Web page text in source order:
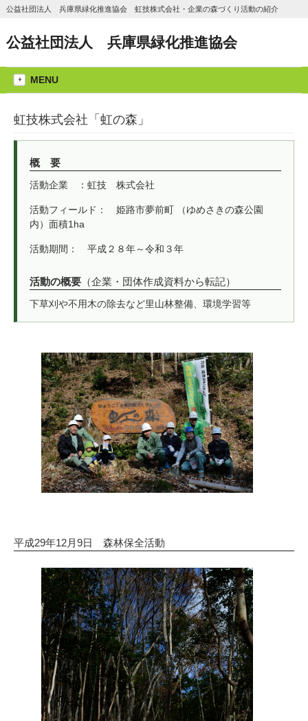
公益社団法人 兵庫県緑化推進協会 虹技株式会社・企業の森づくり活動の紹介
公益社団法人 兵庫県緑化推進協会
MENU
虹技株式会社「虹の森」
概 要
活動企業 ：虹技 株式会社
活動フィールド： 姫路市夢前町 （ゆめさきの森公園
内）面積1ha
活動期間： 平成２８年～令和３年
活動の概要（企業・団体作成資料から転記）
下草刈や不用木の除去など里山林整備、環境学習等
平成29年12月9日 森林保全活動